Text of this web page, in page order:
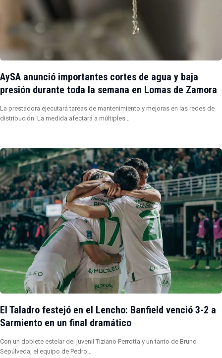
AySA anunció importantes cortes de agua y baja
presión durante toda la semana en Lomas de Zamora
La prestadora ejecutará tareas de mantenimiento y mejoras en las redes de
distribución. La medida afectará a múltiples…
El Taladro festejó en el Lencho: Banfield venció 3-2 a
Sarmiento en un final dramático
Con un doblete estelar del juvenil Tiziano Perrotta y un tanto de Bruno
Sepúlveda, el equipo de Pedro…